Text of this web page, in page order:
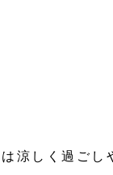
涼しく過ごし